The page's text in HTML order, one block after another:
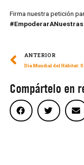
Firma nuestra petición
ANTERIOR
Compártelo en